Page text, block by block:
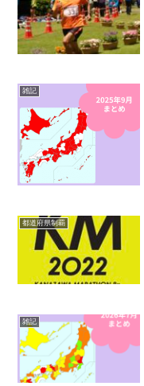
雑記
都道府県制覇
雑記